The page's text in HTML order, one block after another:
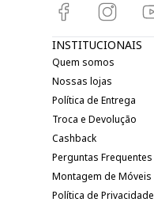
INSTITUCIONAIS
Quem somos
Nossas lojas
Política de Entrega
Troca e Devolução
Cashback
Perguntas Frequentes
Montagem de Móveis
Política de Privacidade